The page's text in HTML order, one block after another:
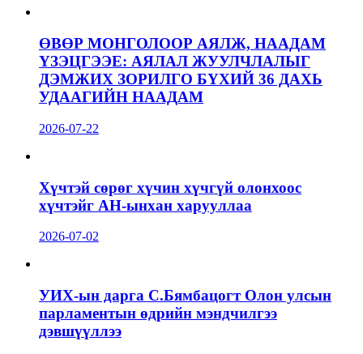
ӨВӨР МОНГОЛООР АЯЛЖ, НААДАМ
ҮЗЭЦГЭЭЕ: АЯЛАЛ ЖУУЛЧЛАЛЫГ
ДЭМЖИХ ЗОРИЛГО БҮХИЙ 36 ДАХЬ
УДААГИЙН НААДАМ
2026-07-22
Хүчтэй сөрөг хүчин хүчгүй олонхоос
хүчтэйг АН-ынхан харууллаа
2026-07-02
УИХ-ын дарга С.Бямбацогт Олон улсын
парламентын өдрийн мэндчилгээ
дэвшүүллээ